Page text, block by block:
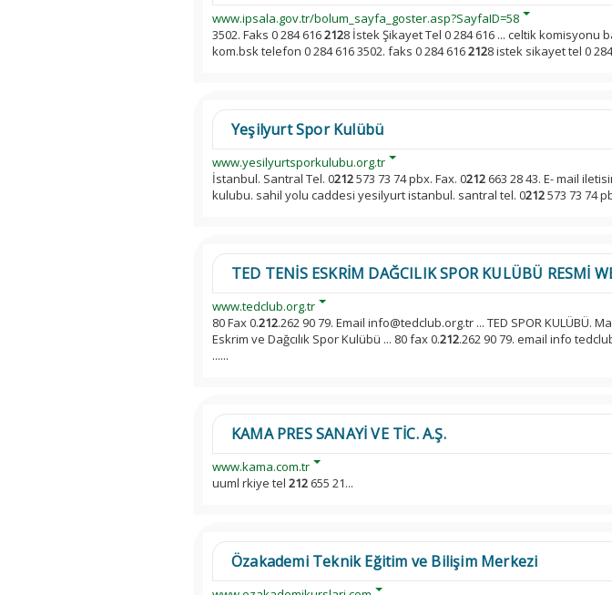
www.ipsala.gov.tr/bolum_sayfa_goster.asp?SayfaID=58
3502. Faks 0 284 6162128 İstek Şikayet Tel 0 284 616 ... celtik
kom.bsk telefon 0 284 616 3502. faks 0 284 6162128 istek sikayet tel 0
Yeşilyurt Spor Kulübü
www.yesilyurtsporkulubu.org.tr
İstanbul. Santral Tel. 0212573 73 74 pbx. Fax. 0212 663 28 43. E- mail
kulubu. sahil yolu caddesi yesilyurt istanbul. santral tel. 0212573 73 74
TED TENİS ESKRİM DAĞCILIK SPOR KULÜBÜ RESMİ
www.tedclub.org.tr
80 Fax 0.212.262 90 79. Email info@tedclub.org.tr ... TED SPOR KULÜBÜ.
Eskrim ve Dağcılık Spor Kulübü ... 80 fax 0.212.262 90 79. email info
......
KAMA PRES SANAYİ VE TİC. A.Ş.
www.kama.com.tr
uuml rkiye tel 212 655 21...
Özakademi Teknik Eğitim ve Bilişim Merkezi